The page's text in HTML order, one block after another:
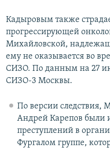
Кадыровым также
прогрессирующей
Михайловской,
ему не оказывается во
СИЗО. По данным на 27
СИЗО-3 Москвы.
По версии следствия,
Андрей Карепов были
преступлений в
Фургалом группе,